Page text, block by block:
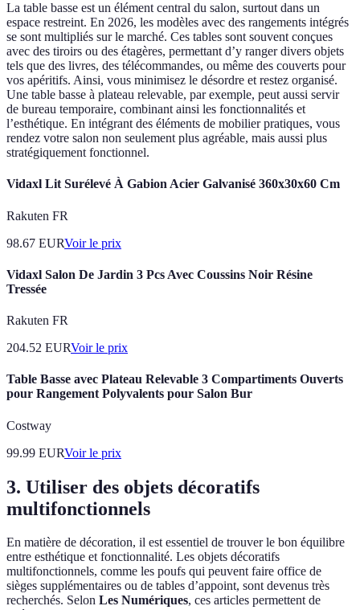
La table basse est un élément central du salon, surtout dans un
espace restreint. En 2026, les modèles avec des rangements intégrés
se sont multipliés sur le marché. Ces tables sont souvent conçues
avec des tiroirs ou des étagères, permettant d’y ranger divers objets
tels que des livres, des télécommandes, ou même des couverts pour
vos apéritifs. Ainsi, vous minimisez le désordre et restez organisé.
Une table basse à plateau relevable, par exemple, peut aussi servir
de bureau temporaire, combinant ainsi les fonctionnalités et
l’esthétique. En intégrant des éléments de mobilier pratiques, vous
rendez votre salon non seulement plus agréable, mais aussi plus
stratégiquement fonctionnel.
Vidaxl Lit Surélevé À Gabion Acier Galvanisé 360x30x60 Cm
Rakuten FR
98.67 EURVoir le prix
Vidaxl Salon De Jardin 3 Pcs Avec Coussins Noir Résine
Tressée
Rakuten FR
204.52 EURVoir le prix
Table Basse avec Plateau Relevable 3 Compartiments Ouverts
pour Rangement Polyvalents pour Salon Bur
Costway
99.99 EURVoir le prix
3. Utiliser des objets décoratifs
multifonctionnels
En matière de décoration, il est essentiel de trouver le bon équilibre
entre esthétique et fonctionnalité. Les objets décoratifs
multifonctionnels, comme les poufs qui peuvent faire office de
sièges supplémentaires ou de tables d’appoint, sont devenus très
recherchés. Selon Les Numériques, ces articles permettent de